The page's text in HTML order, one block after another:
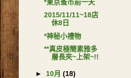
*東京蚤市前一天
2015/11/11~18店
休8日
*神秘小禮物
**真皮極簡素雅多
層長夾~上架~!!
► 10月 (18)